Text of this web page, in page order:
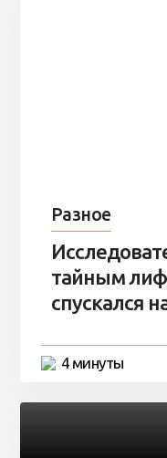
Разное
тайным
спускался
4 минуты